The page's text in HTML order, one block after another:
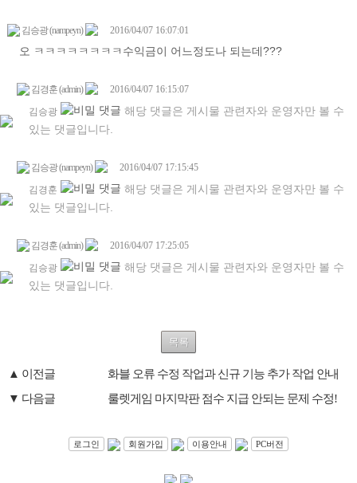
목 록
▲ 이전글
화블 오류 수정 작업과 신규 기능 추가 작업 안내
▼ 다음글
룰렛게임 마지막판 점수 지급 안되는 문제 수정!